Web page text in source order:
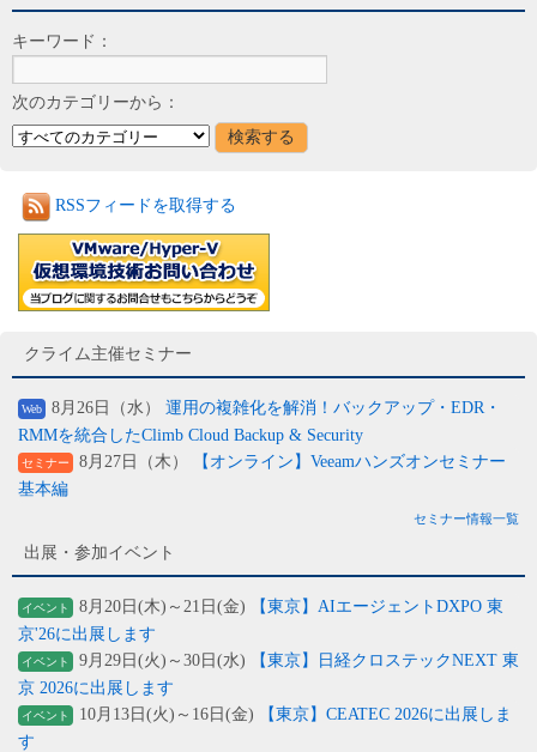
キーワード：
次のカテゴリーから：
RSSフィードを取得する
クライム主催セミナー
Web 8月26日（水） 運用の複雑化を解消！バックアップ・EDR・
RMMを統合したClimb Cloud Backup & Security
セミナー 8月27日（木）
【オンライン】Veeamハンズオンセミナー
基本編
セミナー情報一覧
出展・参加イベント
イベント 8月20日(木)～21日(金)
【東京】AIエージェントDXPO 東
京'26に出展します
イベント 9月29日(火)～30日(水)
【東京】日経クロステックNEXT 東
京 2026に出展します
イベント 10月13日(火)～16日(金)
【東京】CEATEC 2026に出展しま
す